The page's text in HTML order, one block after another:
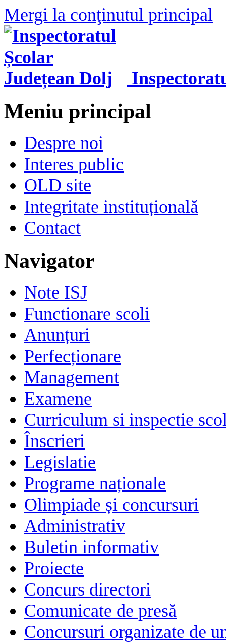
Mergi la conţinutul principal
Meniu principal
Despre noi
Interes public
OLD site
Integritate instituțională
Contact
Navigator
Note ISJ
Functionare scoli
Anunțuri
Perfecționare
Management
Examene
Curriculum si inspectie
Înscrieri
Legislatie
Programe naționale
Olimpiade și concursuri
Administrativ
Buletin informativ
Proiecte
Concurs directori
Comunicate de presă
Concursuri organizate de